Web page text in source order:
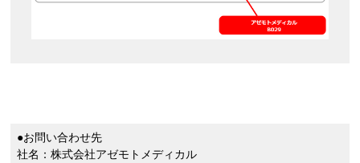
●お問い合わせ先
社名：株式会社アゼモトメディカル